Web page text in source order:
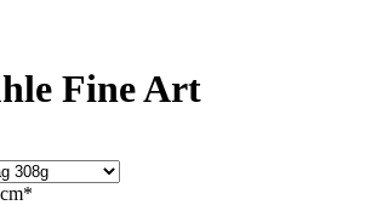
Fine Art
*